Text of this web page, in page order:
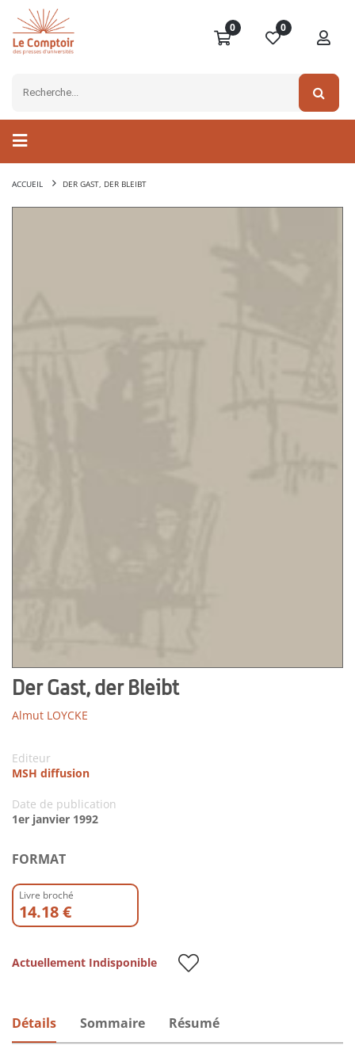
0 0
ACCUEIL DER GAST, DER BLEIBT
Der Gast, der Bleibt
Almut LOYCKE
Editeur
MSH diffusion
Date de publication
1er janvier 1992
FORMAT
Livre broché
14.18 €
Actuellement Indisponible
Détails Sommaire Résumé